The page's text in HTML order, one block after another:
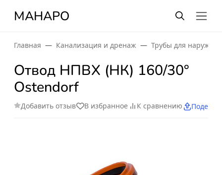
МАНАРО
Главная Канализация и дренаж Трубы для
Отвод НПВХ (НК) 160/30°
Ostendorf
Добавить отзыв В избранное К сравнению